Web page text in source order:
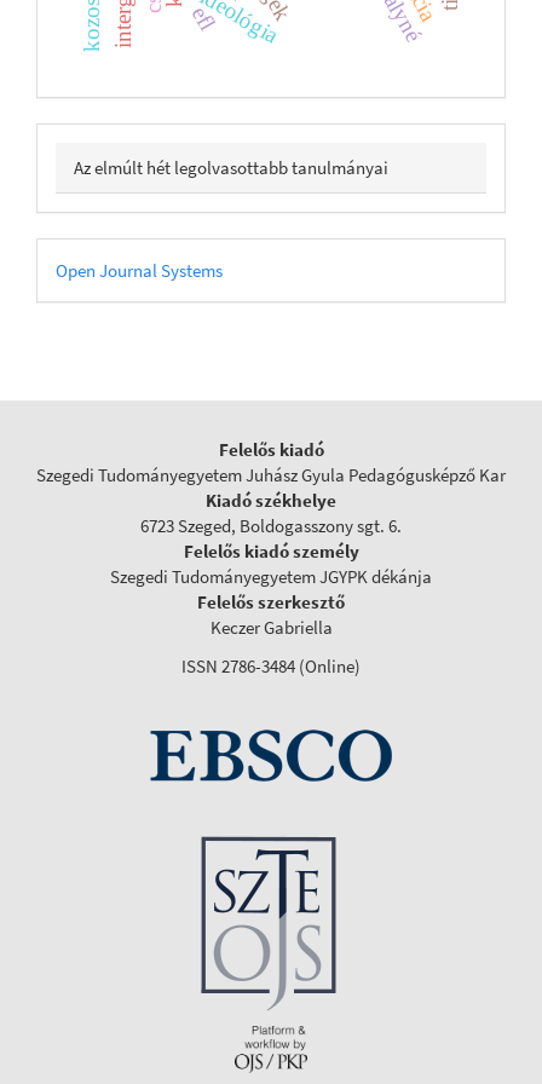
ideológia
efl
Az elmúlt hét legolvasottabb tanulmányai
Developed
By
Open Journal Systems
Felelős kiadó
Szegedi Tudományegyetem Juhász Gyula Pedagógusképző Kar
Kiadó székhelye
6723 Szeged, Boldogasszony sgt. 6.
Felelős kiadó személy
Szegedi Tudományegyetem JGYPK dékánja
Felelős szerkesztő
Keczer Gabriella
ISSN 2786-3484 (Online)